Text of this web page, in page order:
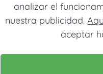
analizar el
nuestra publicidad.
aceptar